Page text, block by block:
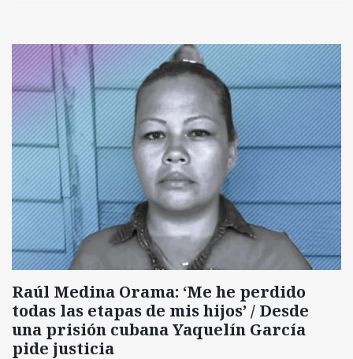
Raúl Medina Orama: ‘Me he perdido
todas las etapas de mis hijos’ / Desde
una prisión cubana Yaquelín García
pide justicia